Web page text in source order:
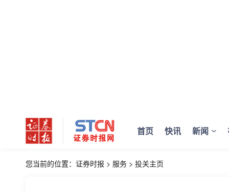
首页 快讯 新闻
您当前的位置： 证券时报 > 服务 > 投关主页